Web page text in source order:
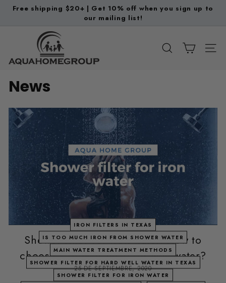
diapositivas
Free shipping $20+ | Get 10% off when you sign up to
our mailing list!
u
a
H
o
m
r
o
u
BUSCAR
News
IRON FILTERS IN TEXAS
IS TOO MUCH IRON FROM SHOWER WATER
MAIN WATER TREATMENT METHODS
SHOWER FILTER FOR HARD WELL WATER IN TEXAS
SHOWER FILTER FOR IRON WATER
Shower filter for iron water. How to
choose a shower head for well water?
25 DE SEPTIEMBRE, 2020